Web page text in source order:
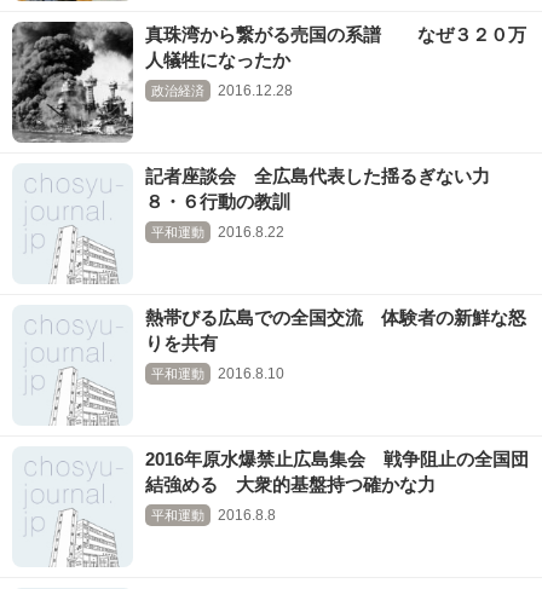
真珠湾から繋がる売国の系譜 なぜ３２０万
人犠牲になったか
政治経済 2016.12.28
記者座談会 全広島代表した揺るぎない力
８・６行動の教訓
平和運動 2016.8.22
熱帯びる広島での全国交流 体験者の新鮮な怒
りを共有
平和運動 2016.8.10
2016年原水爆禁止広島集会 戦争阻止の全国団
結強める 大衆的基盤持つ確かな力
平和運動 2016.8.8